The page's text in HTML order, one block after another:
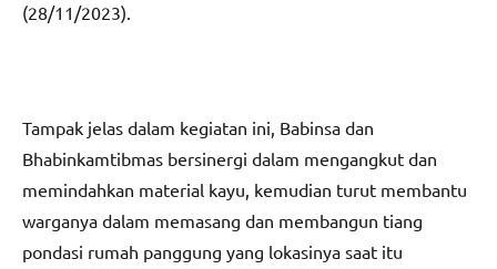
(28/11/2023).
Tampak jelas dalam kegiatan ini, Babinsa dan
Bhabinkamtibmas bersinergi dalam mengangkut dan
memindahkan material kayu, kemudian turut membantu
warganya dalam memasang dan membangun tiang
pondasi rumah panggung yang lokasinya saat itu